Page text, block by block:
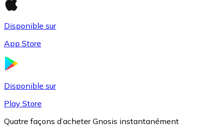
Disponible sur
App Store
Disponible sur
Play Store
Quatre façons d’acheter Gnosis instantanément